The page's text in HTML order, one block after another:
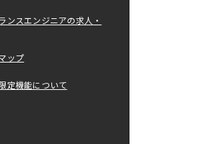
ンスエンジニアの求人・
ップ
定機能について